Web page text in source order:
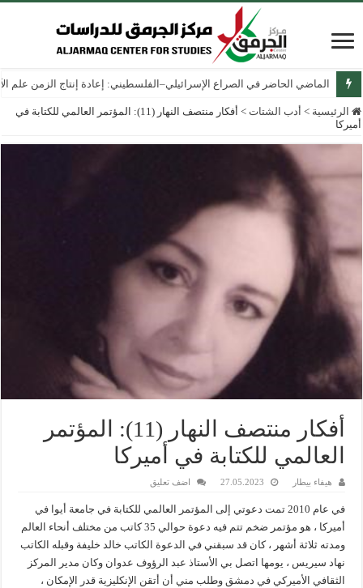
الماضي الحاضر في الصراع الإسرائيلي–الفلسطيني: إعادة إنتاج الزمن علم
الرئيسية > أدب الشتات >
أفكار منتصف النهار (11): المؤتمر العالمي للكتابة في
أميركا
أفكار منتصف النهار (11): المؤتمر
العالمي للكتابة في أميركا
هيفاء بيطار 27.05.2023 اضف تعليق
في عام 2010 تمت دعوتي إلى المؤتمر العالمي للكتابة في جامعة أيوا في
أميركا ، هو مؤتمر ضخم تتم فيه دعوة حوالي 35 كاتب من مختلف أنحاء العالم
ومدته ثلاثة أشهر ، كان قد سبقني في الدعوة الكاتب خالد خليفة وقبله الكاتب
نهاد سيريس ، يومها اتصل بي الأستاذ عبد الرؤوف عدوان وكان مدير المركز
الثقافي الأميركي في دمشق وطلب مني أن أتقن الإنكليزية قدر الإمكان ،